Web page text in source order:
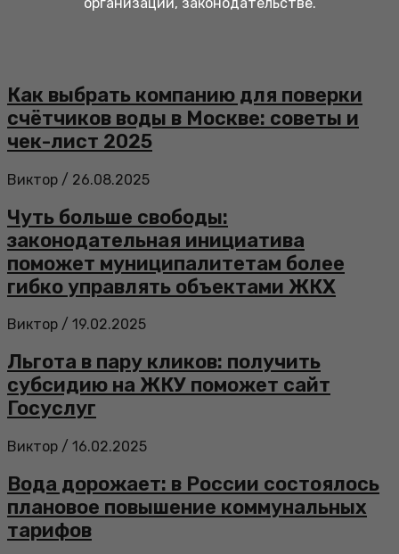
Как выбрать компанию для поверки
счётчиков воды в Москве: советы и
чек-лист 2025
Виктор / 26.08.2025
Чуть больше свободы:
законодательная инициатива
поможет муниципалитетам более
гибко управлять объектами ЖКХ
Виктор / 19.02.2025
Льгота в пару кликов: получить
субсидию на ЖКУ поможет сайт
Госуслуг
Виктор / 16.02.2025
Вода дорожает: в России состоялось
плановое повышение коммунальных
тарифов